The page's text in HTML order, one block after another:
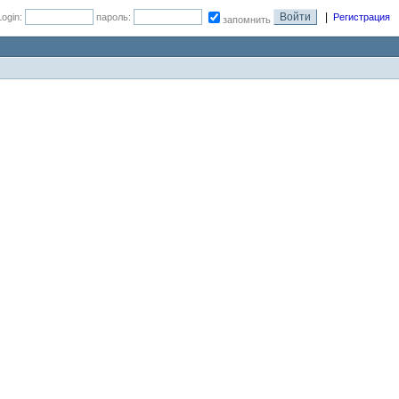
пароль: запомнить Регистрация